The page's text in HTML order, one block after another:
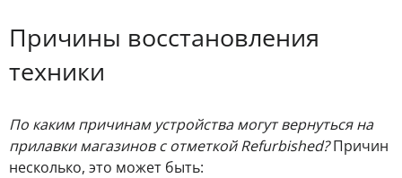
Причины восстановления
техники
По каким причинам устройства могут вернуться на
прилавки магазинов с отметкой Refurbished?Причин
несколько, это может быть: